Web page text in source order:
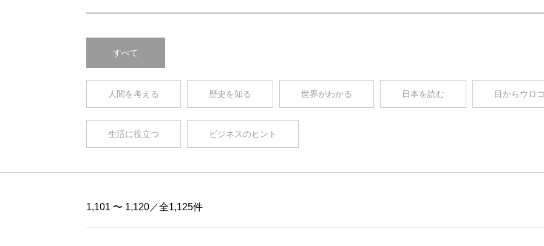
すべて
人間を考える 歴史を知る 世界がわかる 日本を読む 目からウロコ
生活に役立つ ビジネスのヒント
1,101 〜 1,120／全1,125件